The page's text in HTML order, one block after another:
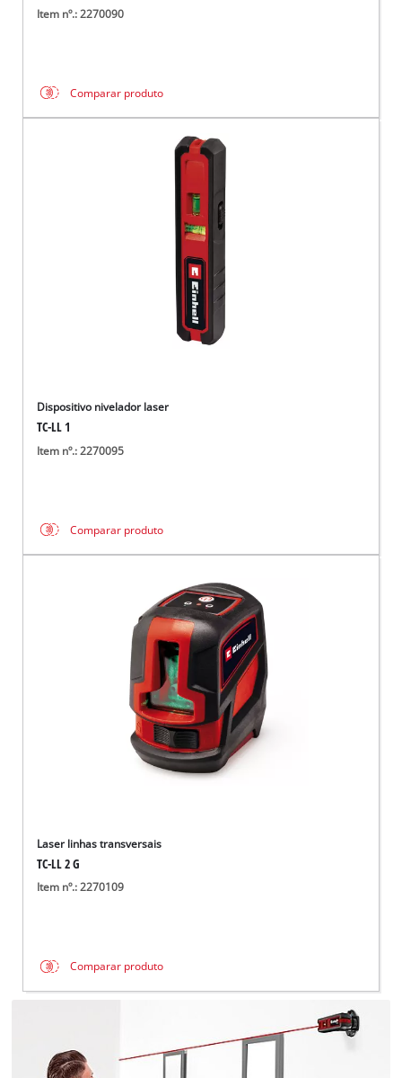
Item nº.: 2270090
Comparar produto
Dispositivo nivelador laser
TC-LL 1
Item nº.: 2270095
Comparar produto
Laser linhas transversais
TC-LL 2 G
Item nº.: 2270109
Comparar produto